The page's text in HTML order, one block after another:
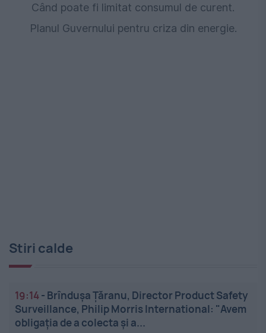
Când poate fi limitat consumul de curent.
Planul Guvernului pentru criza din energie.
Stiri calde
19:14- Brîndușa Țăranu, Director Product Safety
Surveillance, Philip Morris International: "Avem
obligația de a colecta și a...